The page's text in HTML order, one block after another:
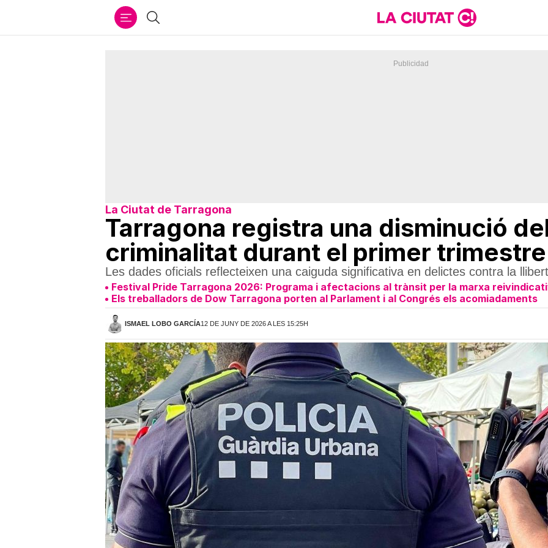
Cercar
La Ciutat de Tarragona
Tarragona registra una disminució
criminalitat durant el primer
Les dades oficials reflecteixen una caiguda significativa en delictes contra la
Festival Pride Tarragona 2026: Programa i afectacions al trànsit per la marxa
Els treballadors de Dow Tarragona porten al Parlament i al Congrés els acomiadaments
ISMAEL LOBO GARCÍA12 DE JUNY DE 2026 A LES 15:25H